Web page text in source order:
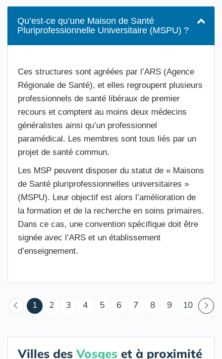
Qu’est-ce qu’une Maison de Santé
Pluriprofessionnelle Universitaire (MSPU) ?
Ces structures sont agréées par l’ARS (Agence
Régionale de Santé), et elles regroupent plusieurs
professionnels de santé libéraux de premier
recours et comptent au moins deux médecins
généralistes ainsi qu’un professionnel
paramédical. Les membres sont tous liés par un
projet de santé commun.
Les MSP peuvent disposer du statut de « Maisons
de Santé pluriprofessionnelles universitaires »
(MSPU). Leur objectif est alors l’amélioration de
la formation et de la recherche en soins primaires.
Dans ce cas, une convention spécifique doit être
signée avec l’ARS et un établissement
d’enseignement.
1 (courant)
2 3 4 5 6 7 8 9 10
Villes desVosges et à proximité